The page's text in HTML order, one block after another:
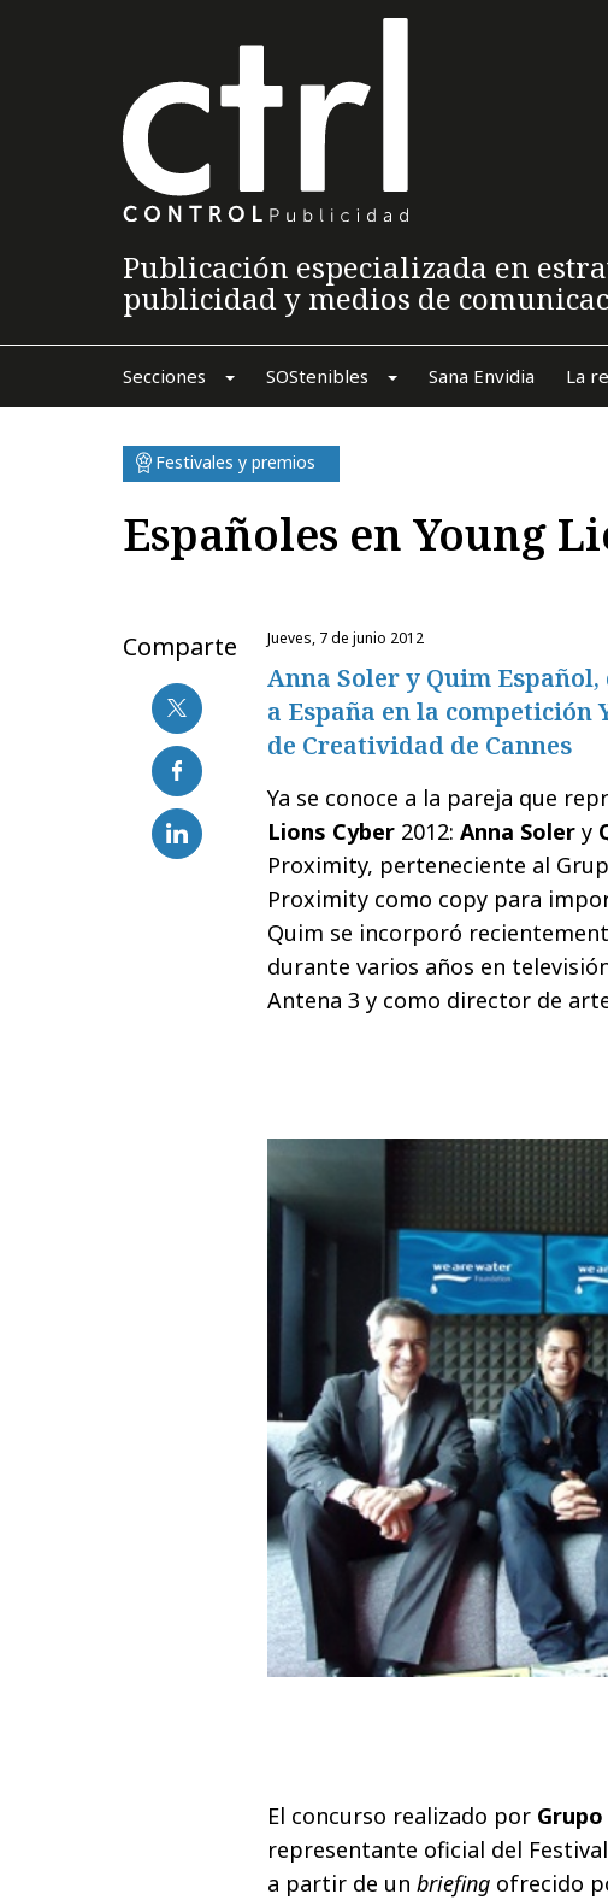
Publicación especializada en
publicidad y medios de
Secciones SOStenibles Sana Envidia La
Festivales y premios
Españoles en Young
Comparte jueves, 7 de junio 2012
Anna Soler y Quim
a España en la competición
de Creatividad de Cannes
Ya se conoce a la pareja que
Lions Cyber 2012: Anna Soler y
Proximity, perteneciente al
Proximity como copy para
Quim se incorporó
durante varios años en
Antena 3 y como director de
El concurso realizado por Grupo
representante oficial del
a partir de un briefing ofrecido